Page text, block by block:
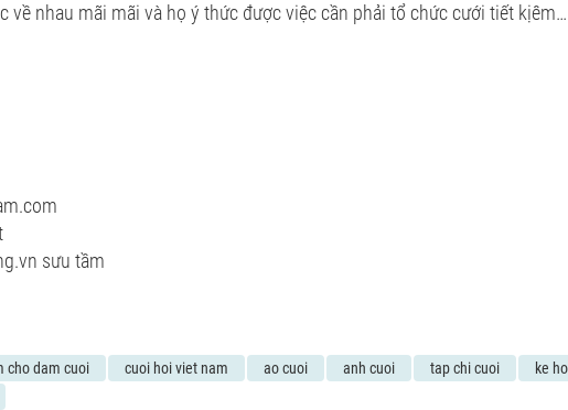
về nhau mãi mãi và họ ý thức được việc cần phải tổ chức cưới tiết kịêm…
sưu tầm
cho dam cuoi cuoi hoi viet nam ao cuoi anh cuoi tap chi cuoi
ke